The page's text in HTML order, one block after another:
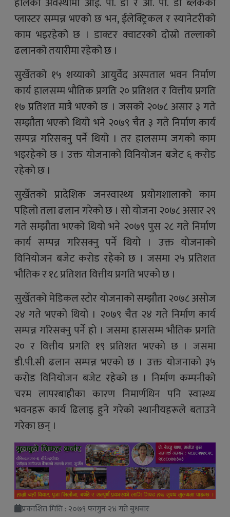
प्लास्टर सम्पन्न भएको छ भन, ईलेक्ट्रिकल र स्यानेटरीको
काम भइरहेको छ । डाक्टर क्वाटरको दोस्रो तल्लाको
ढलानको तयारीमा रहेको छ ।
सुर्खेतको १५ शय्याको आयुर्वेद अस्पताल भवन निर्माण
कार्य हालसम्म भौतिक प्रगति २० प्रतिशत र वित्तीय प्रगति
१७ प्रतिशत मात्रै भएको छ । जसको २०७८ असार ३ गते
सम्झौता भएको थियो भने २०७९ चैत ३ गते निर्माण कार्य
सम्पन्न गरिसक्नु पर्ने थियो । तर हालसम्म जगको काम
भइरहेको छ । उक्त योजनाको विनियोजन बजेट ६ करोड
रहेको छ ।
सुर्खेतको प्रादेशिक जनस्वास्थ्य प्रयोगशालाको काम
पहिलो तला ढलान गरेको छ । सो योजना २०७८ असार २९
गते सम्झौता भएको थियो भने २०७९ पुस २८ गते निर्माण
कार्य सम्पन्न गरिसक्नु पर्ने थियो । उक्त योजनाको
विनियोजन बजेट करोड रहेको छ । जसमा २५ प्रतिशत
भौतिक र १८ प्रतिशत वित्तीय प्रगति भएको छ ।
सुर्खेतको मेडिकल स्टोर योजनाको सम्झौता २०७८ असोज
२४ गते भएको थियो । २०७९ चैत २४ गते निर्माण कार्य
सम्पन्न गरिसक्नु पर्ने हो । जसमा हाससम्म भौतिक प्रगति
२० र वित्तीय प्रगति १९ प्रतिशत भएको छ । जसमा
डी.पी.सी ढलान सम्पन्न भएको छ । उक्त योजनाको ३५
करोड विनियोजन बजेट रहेको छ । निर्माण कम्पनीको
चरम लापरबाहीका कारण निमार्णधिन पनि स्वास्थ्य
भवनहरू कार्य ढिलाइ हुने गरेको स्थानीयहरूले बताउने
गरेका छन् ।
प्रकाशित मिति : २०७९ फागुन २४ गते बुधबार